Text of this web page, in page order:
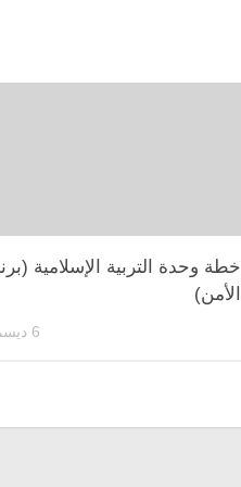
خطة وحدة التربية الإسلامية
الأمن)
6 ديسمبر، 2010